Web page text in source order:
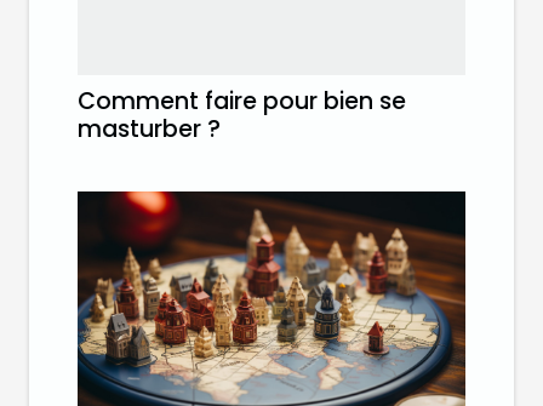
Comment faire pour bien se
masturber ?